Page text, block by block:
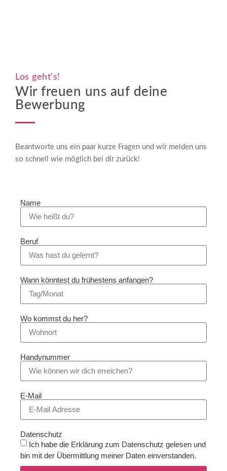
Los geht's!
Wir freuen uns auf deine
Bewerbung
Beantworte uns ein paar kurze Fragen und wir melden uns
so schnell wie möglich bei dir zurück!
Name
Beruf
Wann könntest du frühestens anfangen?
Wo kommst du her?
Handynummer
E-Mail
Datenschutz
Ich habe die Erklärung zum Datenschutz gelesen und
bin mit der Übermittlung meiner Daten einverstanden.